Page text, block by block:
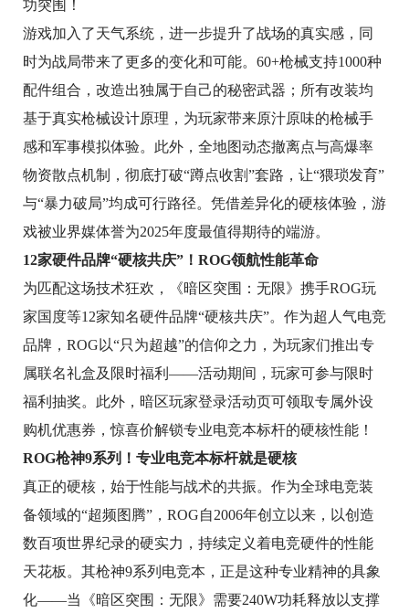
功突围！
游戏加入了天气系统，进一步提升了战场的真实感，同
时为战局带来了更多的变化和可能。60+枪械支持1000种
配件组合，改造出独属于自己的秘密武器；所有改装均
基于真实枪械设计原理，为玩家带来原汁原味的枪械手
感和军事模拟体验。此外，全地图动态撤离点与高爆率
物资散点机制，彻底打破“蹲点收割”套路，让“猥琐发育”
与“暴力破局”均成可行路径。凭借差异化的硬核体验，游
戏被业界媒体誉为2025年度最值得期待的端游。
12家硬件品牌“硬核共庆”！ROG领航性能革命
为匹配这场技术狂欢，《暗区突围：无限》携手ROG玩
家国度等12家知名硬件品牌“硬核共庆”。作为超人气电竞
品牌，ROG以“只为超越”的信仰之力，为玩家们推出专
属联名礼盒及限时福利——活动期间，玩家可参与限时
福利抽奖。此外，暗区玩家登录活动页可领取专属外设
购机优惠券，惊喜价解锁专业电竞本标杆的硬核性能！
ROG枪神9系列！ 专业电竞本标杆就是硬核
真正的硬核，始于性能与战术的共振。作为全球电竞装
备领域的“超频图腾”，ROG自2006年创立以来，以创造
数百项世界纪录的硬实力，持续定义着电竞硬件的性能
天花板。其枪神9系列电竞本，正是这种专业精神的具象
化——当《暗区突围：无限》需要240W功耗释放以支撑